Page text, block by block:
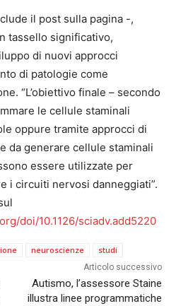
il post sulla pagina -,
tassello significativo,
di nuovi approcci
di patologie come
“L’obiettivo finale – secondo
le cellule staminali
oppure tramite approcci di
da generare cellule staminali
essere utilizzate per
i circuiti nervosi danneggiati”.
doi/10.1126/sciadv.add5220
neuroscienze studi
Articolo successivo
Autismo, l’assessore Staine
illustra linee programmatiche